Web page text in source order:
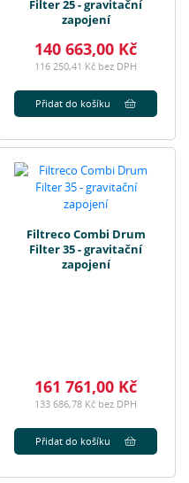
Filter 25 - gravitační
zapojení
140 663,00 Kč
116 250,41 Kč bez DPH
Přidat do košíku
Filtreco Combi Drum
Filter 35 - gravitační
zapojení
161 761,00 Kč
133 686,78 Kč bez DPH
Přidat do košíku